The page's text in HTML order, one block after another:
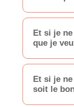
Et si je
que je
Et si je
soit le